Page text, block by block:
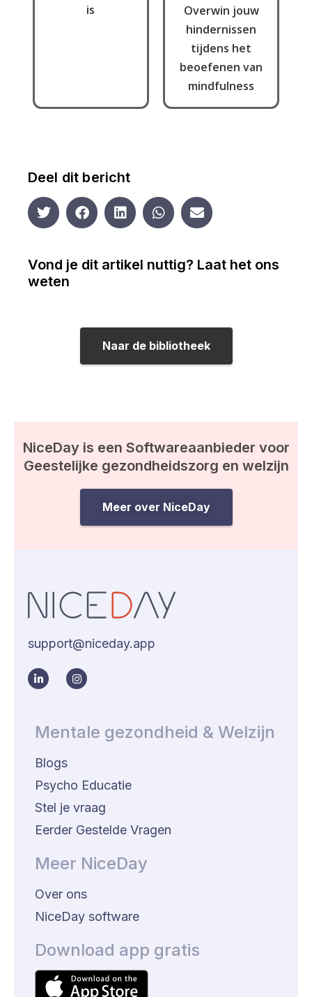
is
Overwin jouw
hindernissen
tijdens het
beoefenen van
mindfulness
Deel dit bericht
Vond je dit artikel nuttig? Laat het ons
weten
Naar de bibliotheek
NiceDay is een Softwareaanbieder voor
Geestelijke gezondheidszorg en welzijn
Meer over NiceDay
support@niceday.app
Mentale gezondheid & Welzijn
Blogs
Psycho Educatie
Stel je vraag
Eerder Gestelde Vragen
Meer NiceDay
Over ons
NiceDay software
Download app gratis